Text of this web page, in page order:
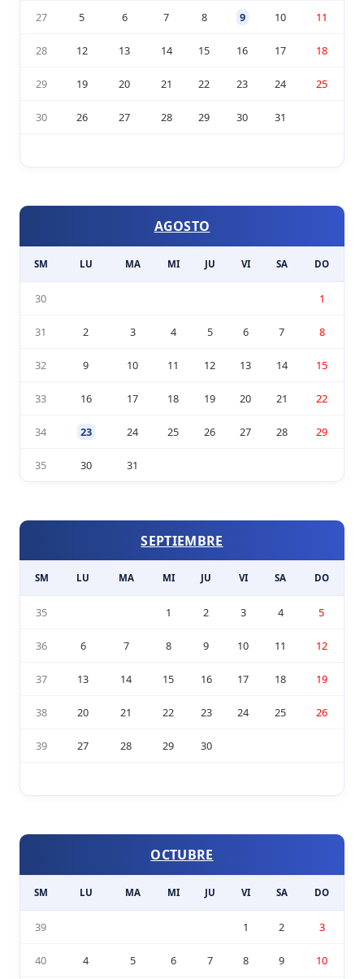
27 5 6 7 8 9 10 11
28 12 13 14 15 16 17 18
29 19 20 21 22 23 24 25
30 26 27 28 29 30 31
AGOSTO
SM LU MA MI JU VI SA DO
30 1
31 2 3 4 5 6 7 8
32 9 10 11 12 13 14 15
33 16 17 18 19 20 21 22
34 23 24 25 26 27 28 29
35 30 31
SEPTIEMBRE
SM LU MA MI JU VI SA DO
35 1 2 3 4 5
36 6 7 8 9 10 11 12
37 13 14 15 16 17 18 19
38 20 21 22 23 24 25 26
39 27 28 29 30
OCTUBRE
SM LU MA MI JU VI SA DO
39 1 2 3
40 4 5 6 7 8 9 10